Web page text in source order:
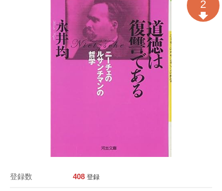
登録数 408 登録
2